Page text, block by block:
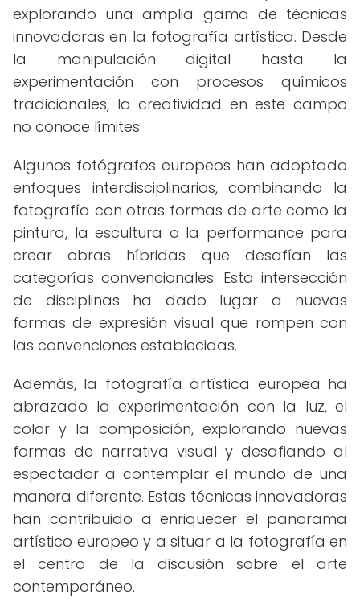
explorando una amplia gama de técnicas
innovadoras en la fotografía artística. Desde
la manipulación digital hasta la
experimentación con procesos químicos
tradicionales, la creatividad en este campo
no conoce límites.
Algunos fotógrafos europeos han adoptado
enfoques interdisciplinarios, combinando la
fotografía con otras formas de arte como la
pintura, la escultura o la performance para
crear obras híbridas que desafían las
categorías convencionales. Esta intersección
de disciplinas ha dado lugar a nuevas
formas de expresión visual que rompen con
las convenciones establecidas.
Además, la fotografía artística europea ha
abrazado la experimentación con la luz, el
color y la composición, explorando nuevas
formas de narrativa visual y desafiando al
espectador a contemplar el mundo de una
manera diferente. Estas técnicas innovadoras
han contribuido a enriquecer el panorama
artístico europeo y a situar a la fotografía en
el centro de la discusión sobre el arte
contemporáneo.